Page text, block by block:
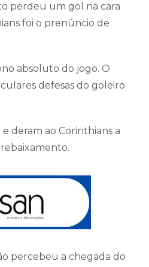
perdeu um gol na cara
foi o prenúncio de
absoluto do jogo. O
defesas do goleiro
deram ao Corinthians a
percebeu a chegada do